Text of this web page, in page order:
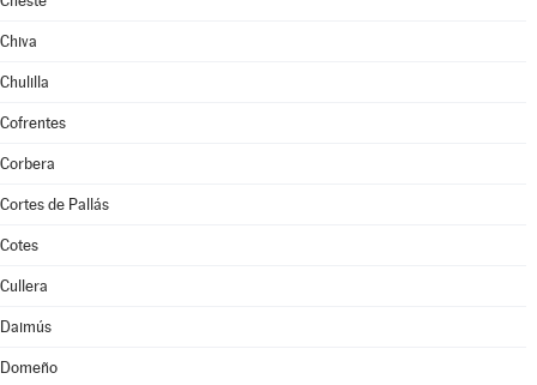
Chiva
Chulilla
Cofrentes
Corbera
Cortes de Pallás
Cotes
Cullera
Daimús
Domeño